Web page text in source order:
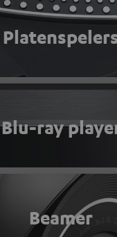
Blu-ray
Beamer